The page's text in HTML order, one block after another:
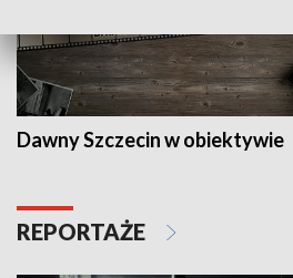
Dawny Szczecin w obiektywie
REPORTAŻE